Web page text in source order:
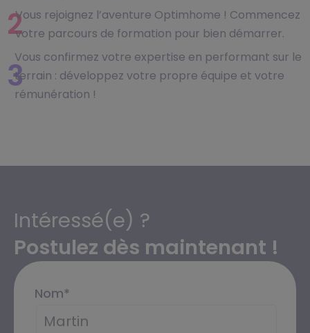
2Vous rejoignez l’aventure Optimhome ! Commencez
votre parcours de formation pour bien démarrer.
3Vous confirmez votre expertise en performant sur le
terrain : développez votre propre équipe et votre
rémunération !
Intéressé(e) ?
Postulez dès maintenant !
Nom*